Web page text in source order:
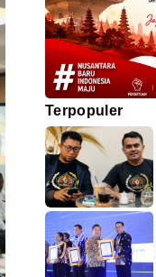
Terpopuler